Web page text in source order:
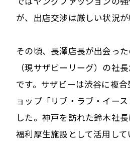
が、出店交渉は厳しい状況が
その頃、長澤店長が出会っ
（現サザビーリーグ）の社
です。サザビーは渋谷に複
ョップ「リブ・ラブ・イー
した。神戸を訪れた鈴木社
福利厚生施設として活用し